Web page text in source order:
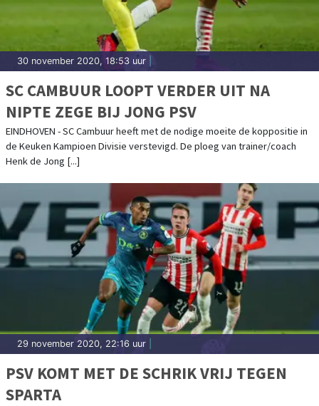
30 november 2020, 18:53 uur
SC CAMBUUR LOOPT VERDER UIT NA
NIPTE ZEGE BIJ JONG PSV
EINDHOVEN - SC Cambuur heeft met de nodige moeite de koppositie in
de Keuken Kampioen Divisie verstevigd. De ploeg van trainer/coach
Henk de Jong [...]
29 november 2020, 22:16 uur
PSV KOMT MET DE SCHRIK VRIJ TEGEN
SPARTA